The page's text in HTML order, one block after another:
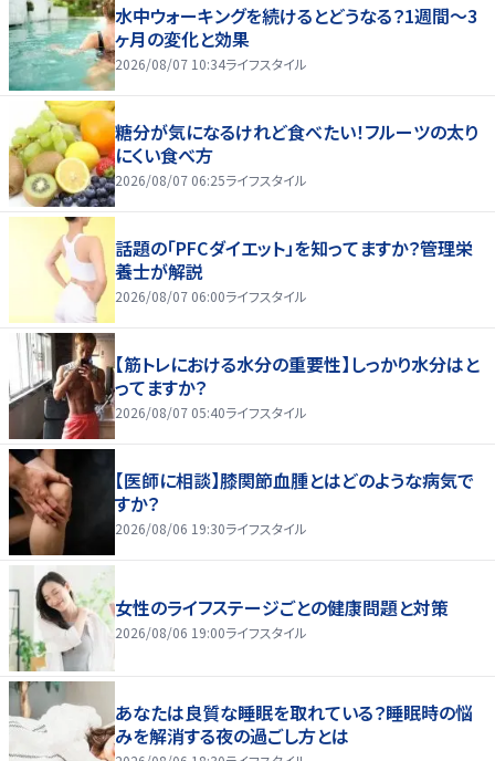
水中ウォーキングを続けるとどうなる？1週間～3
ヶ月の変化と効果
2026/08/07 10:34ライフスタイル
糖分が気になるけれど食べたい！フルーツの太り
にくい食べ方
2026/08/07 06:25ライフスタイル
話題の「PFCダイエット」を知ってますか？管理栄
養士が解説
2026/08/07 06:00ライフスタイル
【筋トレにおける水分の重要性】しっかり水分はと
ってますか？
2026/08/07 05:40ライフスタイル
【医師に相談】膝関節血腫とはどのような病気で
すか？
2026/08/06 19:30ライフスタイル
女性のライフステージごとの健康問題と対策
2026/08/06 19:00ライフスタイル
あなたは良質な睡眠を取れている？睡眠時の悩
みを解消する夜の過ごし方とは